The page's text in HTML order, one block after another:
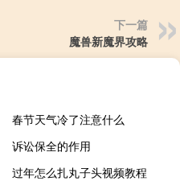
下一篇
魔兽新魔界攻略
春节天气冷了注意什么
诉讼保全的作用
过年怎么扎丸子头视频教程